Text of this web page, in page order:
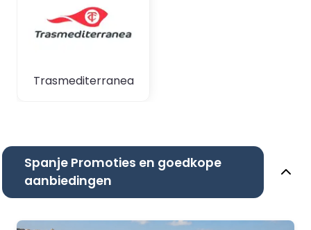
Trasmediterranea
Spanje Promoties en goedkope
aanbiedingen